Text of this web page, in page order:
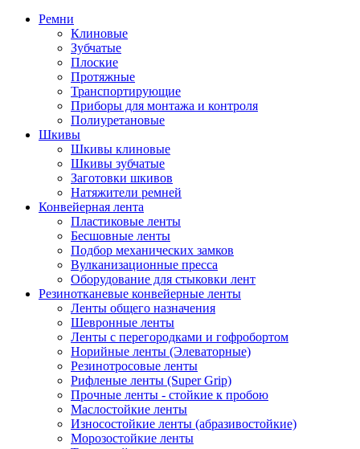
Ремни
Клиновые
Зубчатые
Плоские
Протяжные
Транспортирующие
Приборы для монтажа и контроля
Полиуретановые
Шкивы
Шкивы клиновые
Шкивы зубчатые
Заготовки шкивов
Натяжители ремней
Конвейерная лента
Пластиковые ленты
Бесшовные ленты
Подбор механических замков
Вулканизационные пресса
Оборудование для стыковки лент
Резинотканевые конвейерные ленты
Ленты общего назначения
Шевронные ленты
Ленты с перегородками и гофробортом
Норийные ленты (Элеваторные)
Резинотросовые ленты
Рифленые ленты (Super Grip)
Прочные ленты - стойкие к пробою
Маслостойкие ленты
Износостойкие ленты (абразивостойкие)
Морозостойкие ленты